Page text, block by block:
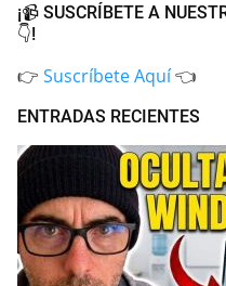
¡📹 SUSCRÍBETE A
👇!
👉 Suscríbete Aquí👈
ENTRADAS RECIENTES